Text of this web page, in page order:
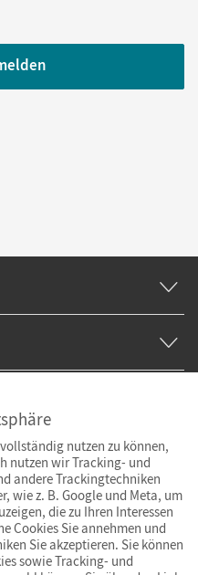
nutzen zu können,
nutzen wir Tracking- und
andere Trackingtechniken
wie z. B. Google und Meta, um
die zu Ihren Interessen
Cookies Sie annehmen und
Sie akzeptieren. Sie können
sowie Tracking- und